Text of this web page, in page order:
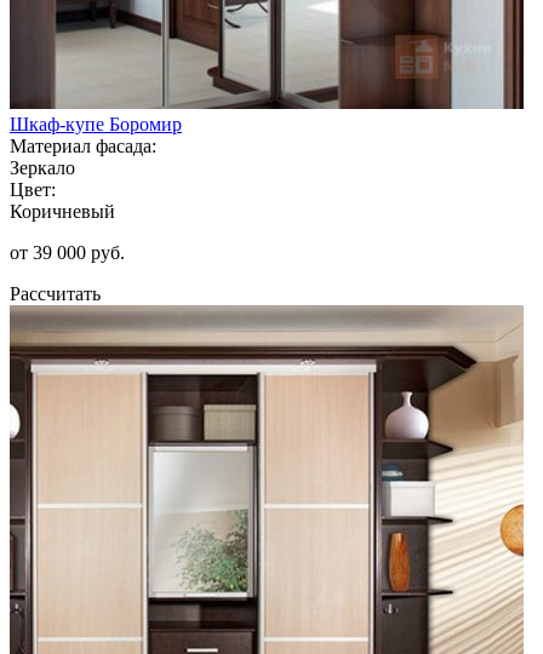
Шкаф-купе Боромир
Материал фасада:
Зеркало
Цвет:
Коричневый
от 39 000 руб.
Рассчитать